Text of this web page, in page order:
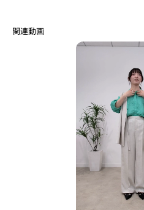
すめです。
セットアップとして着用いただける下
ノーカラージャケット：127－42400
ジレジャケット：127－42401
テーパードパンツ：127－62400，127－
ワイドパンツ：127－62401
麻調のナチュラルな表情が特徴のオック